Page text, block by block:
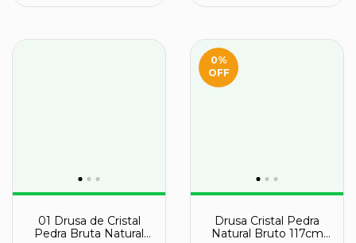
01 Drusa de Cristal
Pedra Bruta Natural
0%
OFF
Drusa Cristal Pedra
Natural Bruto 117cm